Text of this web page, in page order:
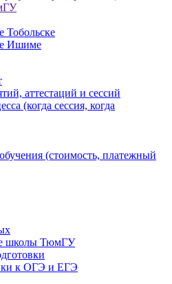
Тобольске
Ишиме
аттестаций и сессий
(когда сессия, когда
(стоимость, платежный
школы ТюмГУ
к ОГЭ и ЕГЭ